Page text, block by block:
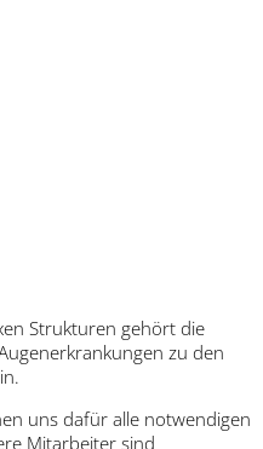
Strukturen gehört die
zu den
uns dafür alle notwendigen
Mitarbeiter sind